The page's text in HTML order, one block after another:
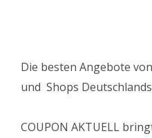
Die besten Angebote
und Shops
COUPON AKTUELL